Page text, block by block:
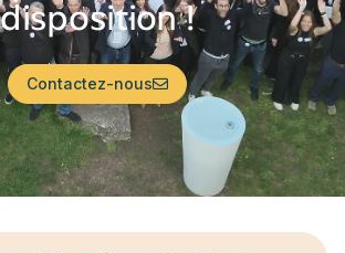
disposition !
Contactez-nous